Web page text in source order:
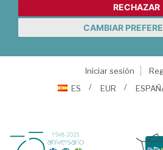
RECHAZAR
CAMBIAR
Iniciar sesión
ES
EUR